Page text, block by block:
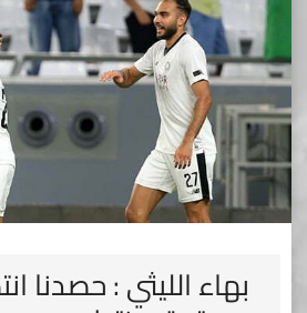
بهاء الليثي : حصدنا